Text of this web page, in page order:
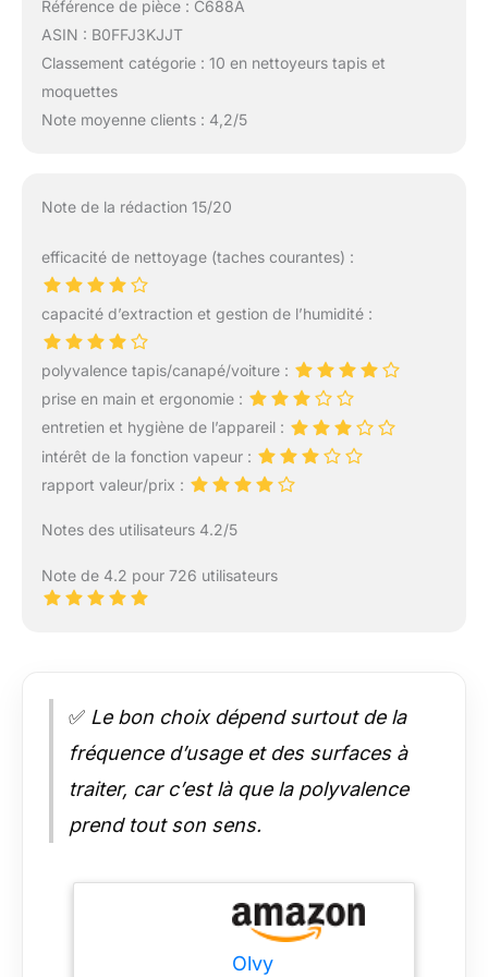
Référence de pièce : C688A
ASIN : B0FFJ3KJJT
Classement catégorie : 10 en nettoyeurs tapis et
moquettes
Note moyenne clients : 4,2/5
Note de la rédaction 15/20
efficacité de nettoyage (taches courantes) :
capacité d’extraction et gestion de l’humidité :
polyvalence tapis/canapé/voiture :
prise en main et ergonomie :
entretien et hygiène de l’appareil :
intérêt de la fonction vapeur :
rapport valeur/prix :
Notes des utilisateurs 4.2/5
Note de 4.2 pour 726 utilisateurs
✅ Le bon choix dépend surtout de la
fréquence d’usage et des surfaces à
traiter, car c’est là que la polyvalence
prend tout son sens.
Olvy